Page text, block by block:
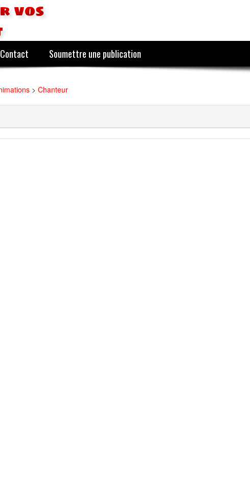
vos
Contact Soumettre une publication
> Chanteur